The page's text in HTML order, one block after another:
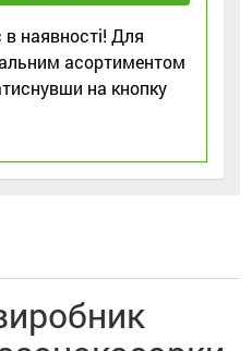
наявності! Для
асортиментом
на кнопку